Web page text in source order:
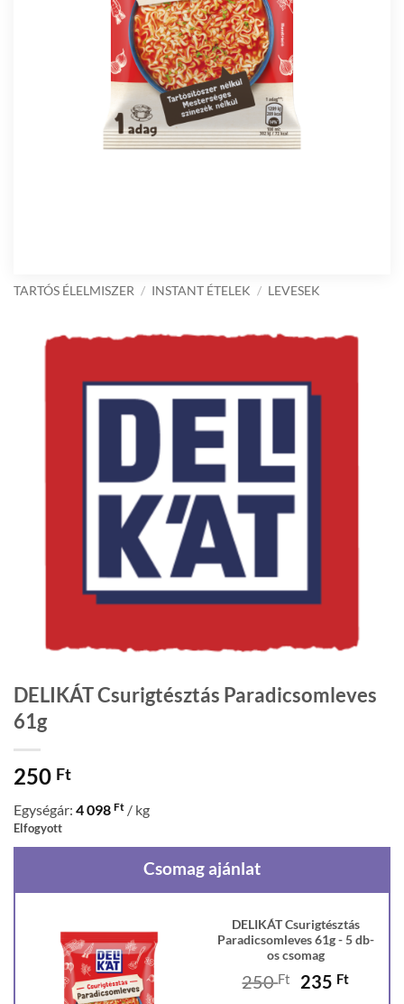
TARTÓS ÉLELMISZER / INSTANT ÉTELEK / LEVESEK
DELIKÁT Csurigtésztás Paradicsomleves
61g
250 Ft
Egységár: 4 098 Ft / kg
Elfogyott
Csomag ajánlat
DELIKÁT Csurigtésztás
Paradicsomleves 61g - 5 db-
os csomag
250Ft
Original
235 Ft